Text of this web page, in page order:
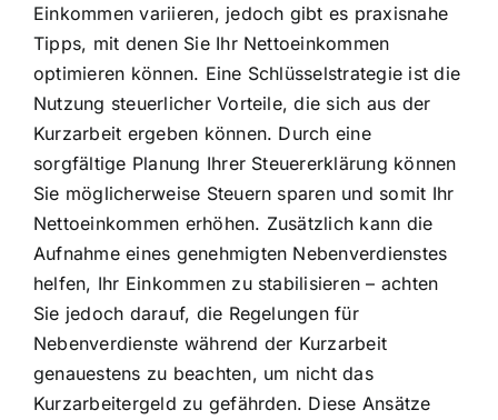
Einkommen variieren, jedoch gibt es praxisnahe
Tipps, mit denen Sie Ihr Nettoeinkommen
optimieren können. Eine Schlüsselstrategie ist die
Nutzung steuerlicher Vorteile, die sich aus der
Kurzarbeit ergeben können. Durch eine
sorgfältige Planung Ihrer Steuererklärung können
Sie möglicherweise Steuern sparen und somit Ihr
Nettoeinkommen erhöhen. Zusätzlich kann die
Aufnahme eines genehmigten Nebenverdienstes
helfen, Ihr Einkommen zu stabilisieren – achten
Sie jedoch darauf, die Regelungen für
Nebenverdienste während der Kurzarbeit
genauestens zu beachten, um nicht das
Kurzarbeitergeld zu gefährden. Diese Ansätze